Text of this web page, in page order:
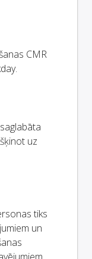
CMR
uz
tiks
un